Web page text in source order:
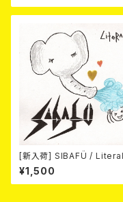
[新入荷] SIBAFÜ /
(7"EP)
¥1,500